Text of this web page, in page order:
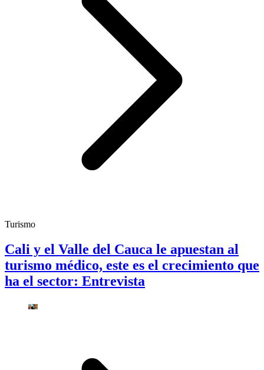
Turismo
Cali y el Valle del Cauca le apuestan al
turismo médico, este es el crecimiento que
ha el sector: Entrevista